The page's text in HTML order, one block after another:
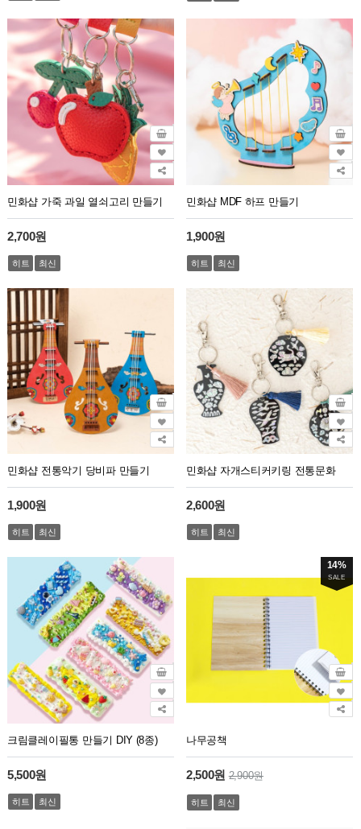
민화샵 가죽 과일 열쇠고리 만들기
2,700원
히트 최신
민화샵 MDF 하프 만들기
1,900원
히트 최신
민화샵 전통악기 당비파 만들기
1,900원
히트 최신
민화샵 자개스티커키링 전통문화
2,600원
히트 최신
크림클레이필통 만들기 DIY (8종)
5,500원
히트 최신
14%
SALE
나무공책
2,500원2,900원
히트 최신